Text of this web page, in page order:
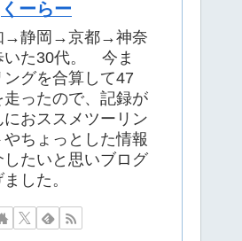
くーらー
→静岡→京都→神奈
いた30代。 今ま
ングを合算して47
ったので、記録が
におススメツーリン
やちょっとした情報
したいと思いブログ
した。